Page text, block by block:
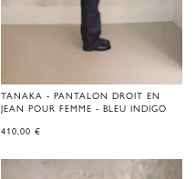
TANAKA - PANTALON DROIT EN
JEAN POUR FEMME - BLEU INDIGO
410,00 €